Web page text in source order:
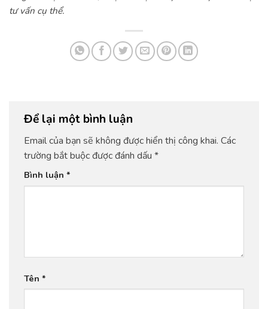
tư vấn cụ thể.
Để lại một bình luận
Email của bạn sẽ không được hiển thị công khai. Các
trường bắt buộc được đánh dấu *
Bình luận *
Tên *